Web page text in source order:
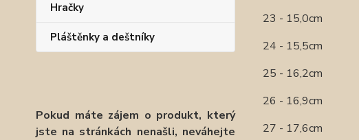
Hračky
Pláštěnky a deštníky
Pokud máte zájem o produkt, který
jste na stránkách nenašli, neváhejte
23 - 15,0cm
24 - 15,5cm
25 - 16,2cm
26 - 16,9cm
27 - 17,6cm